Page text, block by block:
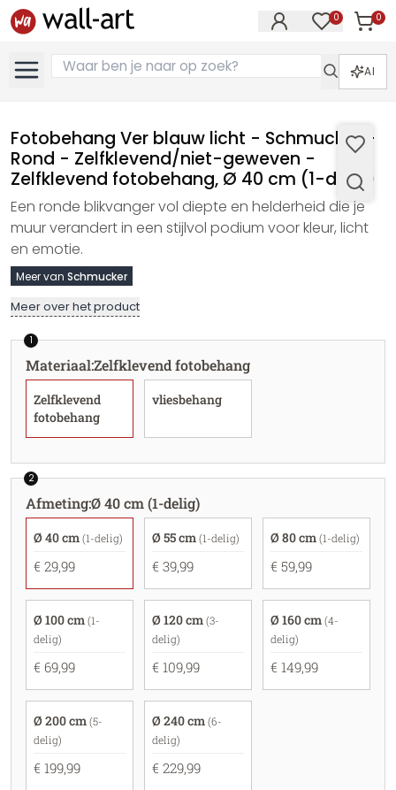
0 0
AI
Fotobehang Ver blauw licht - Schmucker -
Rond - Zelfklevend/niet-geweven -
Zelfklevend fotobehang, Ø 40 cm (1-delig)
Een ronde blikvanger vol diepte en helderheid die je
muur verandert in een stijlvol podium voor kleur, licht
en emotie.
Meer van Schmucker
Meer over het product
1
Materiaal:Zelfklevend fotobehang
Zelfklevend
fotobehang
vliesbehang
2
Afmeting:Ø 40 cm (1-delig)
Ø 40 cm (1-delig)
€ 29,99
Ø 55 cm (1-delig)
€ 39,99
Ø 80 cm (1-delig)
€ 59,99
Ø 100 cm (1-
delig)
€ 69,99
Ø 120 cm (3-
delig)
€ 109,99
Ø 160 cm (4-
delig)
€ 149,99
Ø 200 cm (5-
delig)
€ 199,99
Ø 240 cm (6-
delig)
€ 229,99